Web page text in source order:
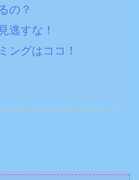
の？
逃すな！
ングはココ！